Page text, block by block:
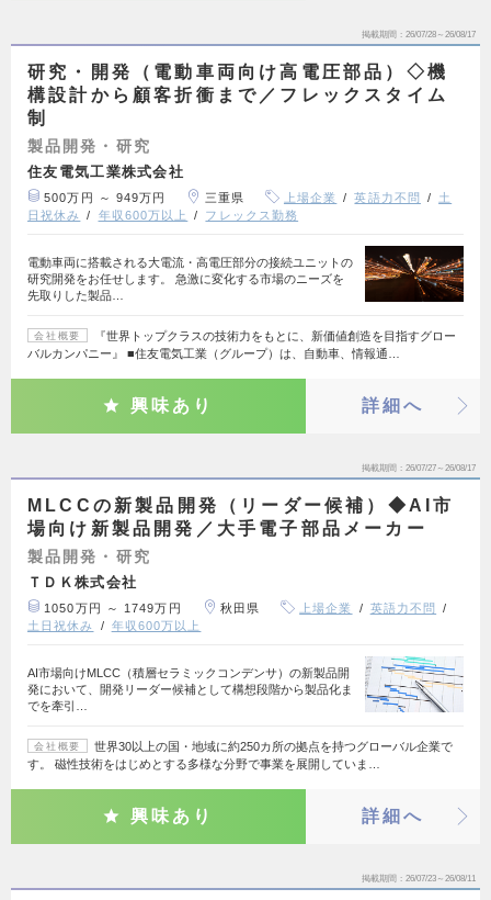
掲載期間 26/07/28～26/08/17
研究・開発（電動車両向け高電圧部品）◇機
構設計から顧客折衝まで／フレックスタイム
制
製品開発・研究
住友電気工業株式会社
500万円 ～ 949万円 三重県 上場企業 英語力不問
土
日祝休み
年収600万以上 フレックス勤務
電動車両に搭載される大電流・高電圧部分の接続ユニットの
研究開発をお任せします。 急激に変化する市場のニーズを
先取りした製品…
会社概要
『世界トップクラスの技術力をもとに、新価値創造を目指すグロー
バルカンパニー』 ■住友電気工業（グループ）は、自動車、情報通…
興味あり 詳細へ
掲載期間 26/07/27～26/08/17
MLCCの新製品開発（リーダー候補）◆AI市
場向け新製品開発／大手電子部品メーカー
製品開発・研究
ＴＤＫ株式会社
1050万円 ～ 1749万円 秋田県 上場企業
英語力不問
土日祝休み
年収600万以上
AI市場向けMLCC（積層セラミックコンデンサ）の新製品開
発において、開発リーダー候補として構想段階から製品化ま
でを牽引…
会社概要
世界30以上の国・地域に約250カ所の拠点を持つグローバル企業で
す。 磁性技術をはじめとする多様な分野で事業を展開していま…
興味あり 詳細へ
掲載期間 26/07/23～26/08/11